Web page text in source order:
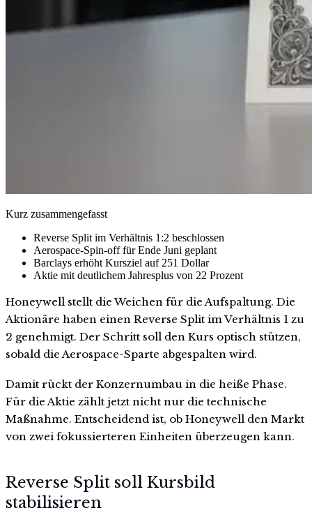
Kurz zusammengefasst
Reverse Split im Verhältnis 1:2 beschlossen
Aerospace-Spin-off für Ende Juni geplant
Barclays erhöht Kursziel auf 251 Dollar
Aktie mit deutlichem Jahresplus von 22 Prozent
Honeywell stellt die Weichen für die Aufspaltung. Die
Aktionäre haben einen Reverse Split im Verhältnis 1 zu
2 genehmigt. Der Schritt soll den Kurs optisch stützen,
sobald die Aerospace-Sparte abgespalten wird.
Damit rückt der Konzernumbau in die heiße Phase.
Für die Aktie zählt jetzt nicht nur die technische
Maßnahme. Entscheidend ist, ob Honeywell den Markt
von zwei fokussierteren Einheiten überzeugen kann.
Reverse Split soll Kursbild
stabilisieren